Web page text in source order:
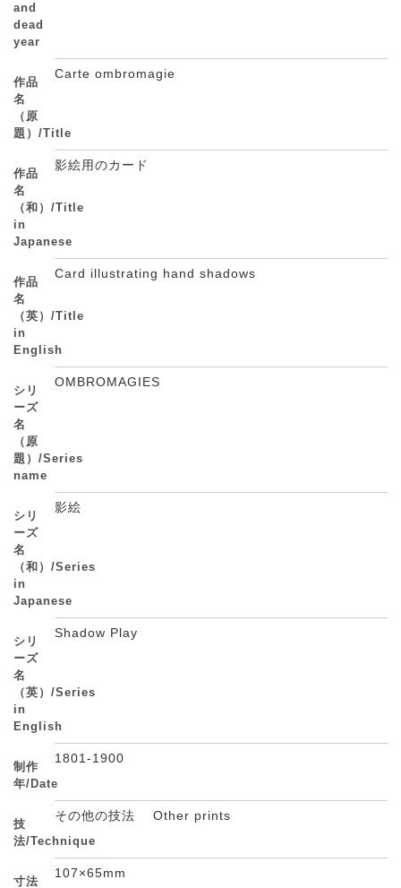
and
dead
year
作品
名
（原
題）/Title
Carte ombromagie
作品
名
（和）/Title
in
Japanese
影絵用のカード
作品
名
（英）/Title
in
English
Card illustrating hand shadows
シリ
ーズ
名
（原
題）/Series
name
OMBROMAGIES
シリ
ーズ
名
（和）/Series
in
Japanese
影絵
シリ
ーズ
名
（英）/Series
in
English
Shadow Play
制作
年/Date
1801-1900
技
法/Technique
その他の技法 Other prints
寸法
107×65mm